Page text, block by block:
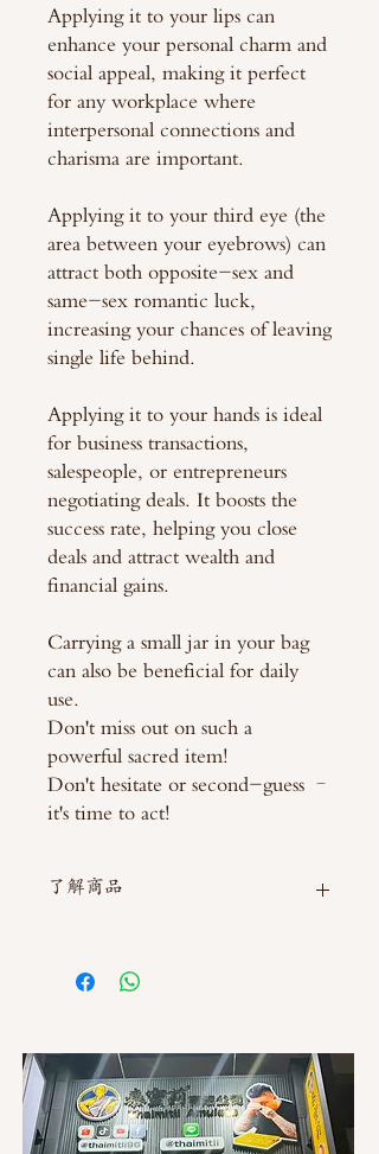
Applying it to your lips can
enhance your personal charm and
social appeal, making it perfect
for any workplace where
interpersonal connections and
charisma are important.
Applying it to your third eye (the
area between your eyebrows) can
attract both opposite-sex and
same-sex romantic luck,
increasing your chances of leaving
single life behind.
Applying it to your hands is ideal
for business transactions,
salespeople, or entrepreneurs
negotiating deals. It boosts the
success rate, helping you close
deals and attract wealth and
financial gains.
Carrying a small jar in your bag
can also be beneficial for daily
use.
Don't miss out on such a
powerful sacred item!
Don't hesitate or second-guess –
it's time to act!
了解商品